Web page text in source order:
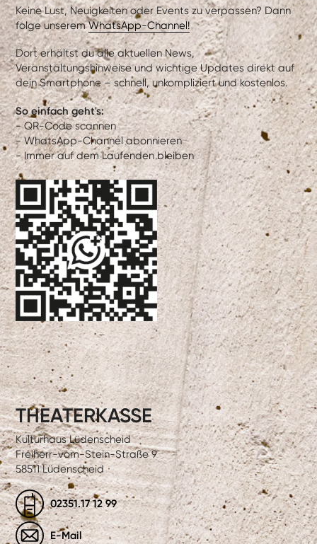
Keine Lust, Neuigkeiten oder Events zu verpassen? Dann
folge unseremWhatsApp-Channel!
Dort erhältst du alle aktuellen News,
Veranstaltungshinweise und wichtige Updates direkt auf
dein Smartphone – schnell, unkompliziert und kostenlos.
So einfach geht's:
- QR-Code scannen
- WhatsApp-Channel abonnieren
- Immer auf dem Laufenden bleiben
THEATERKASSE
Kulturhaus Lüdenscheid
Freiherr-vom-Stein-Straße 9
58511 Lüdenscheid
02351.17 12 99
E-Mail